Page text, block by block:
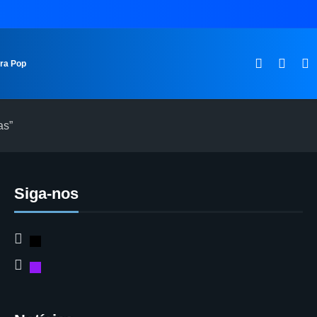
Pop
Siga-nos